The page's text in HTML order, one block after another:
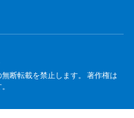
断転載を禁止します。 著作権は